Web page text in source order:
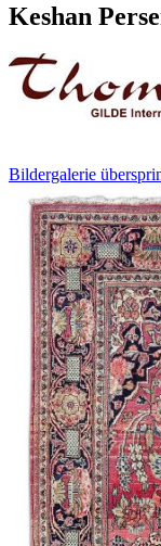
Keshan
Bildergalerie